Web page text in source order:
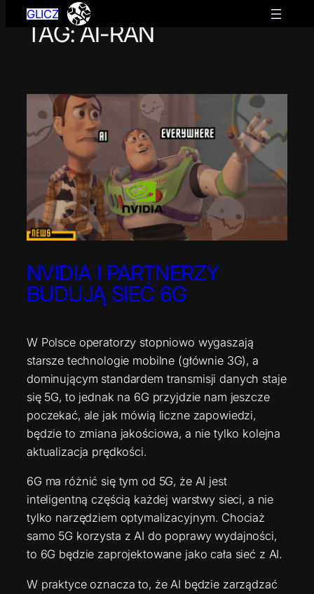
Przejdź
GLICZ
TAG:AI-RAN
NVIDIA I PARTNERZY
BUDUJĄ SIEĆ 6G
W Polsce operatorzy stopniowo wygaszają
starsze technologie mobilne (głównie 3G), a
dominującym standardem transmisji danych staje
się 5G, to jednak na 6G przyjdzie nam jeszcze
poczekać, ale jak mówią liczne zapowiedzi,
będzie to zmiana jakościowa, a nie tylko kolejna
aktualizacja prędkości.
6G ma różnić się tym od 5G, że AI jest
inteligentną częścią każdej warstwy sieci, a nie
tylko narzędziem optymalizacyjnym. Chociaż
samo 5G korzysta z AI do poprawy wydajności,
to 6G będzie zaprojektowane jako cała sieć z AI.
W praktyce oznacza to, że AI będzie zarządzać